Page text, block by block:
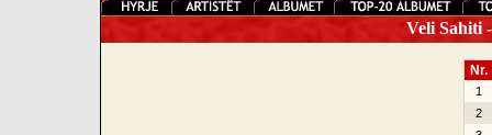
Veli Sahiti
Nr.
1
2